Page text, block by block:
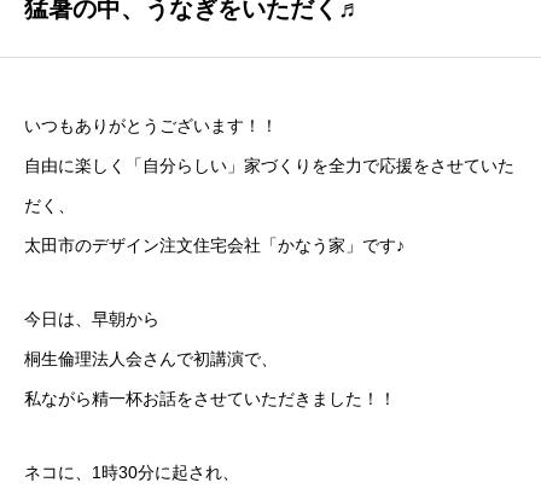
CONTACT
お問い合わせ
猛暑の中、うなぎをいただく♬
いつもありがとうございます！！
自由に楽しく「自分らしい」家づくりを全力で応援をさせていた
だく、
太田市のデザイン注文住宅会社「かなう家」です♪
今日は、早朝から
桐生倫理法人会さんで初講演で、
私ながら精一杯お話をさせていただきました！！
ネコに、1時30分に起され、